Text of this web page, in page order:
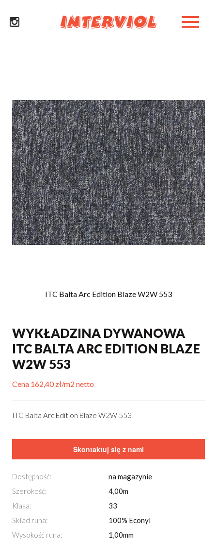
ITC Balta Arc Edition Blaze W2W 553
WYKŁADZINA DYWANOWA
ITC BALTA ARC EDITION BLAZE
W2W 553
Cena 162,40 zł/m2 netto
ITC Balta Arc Edition Blaze W2W 553
Skontaktuj się z nami
Dostępność:
na magazynie
Szerokość:
4,00m
Klasa:
33
Skład runa:
100% Econyl
Wysokość runa:
1,00mm